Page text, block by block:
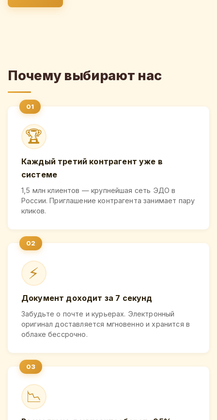
Почему выбирают нас
🏆
Каждый третий контрагент уже в
системе
1,5 млн клиентов — крупнейшая сеть ЭДО в
России. Приглашение контрагента занимает пару
кликов.
⚡
Документ доходит за 7 секунд
Забудьте о почте и курьерах. Электронный
оригинал доставляется мгновенно и хранится в
облаке бессрочно.
📉